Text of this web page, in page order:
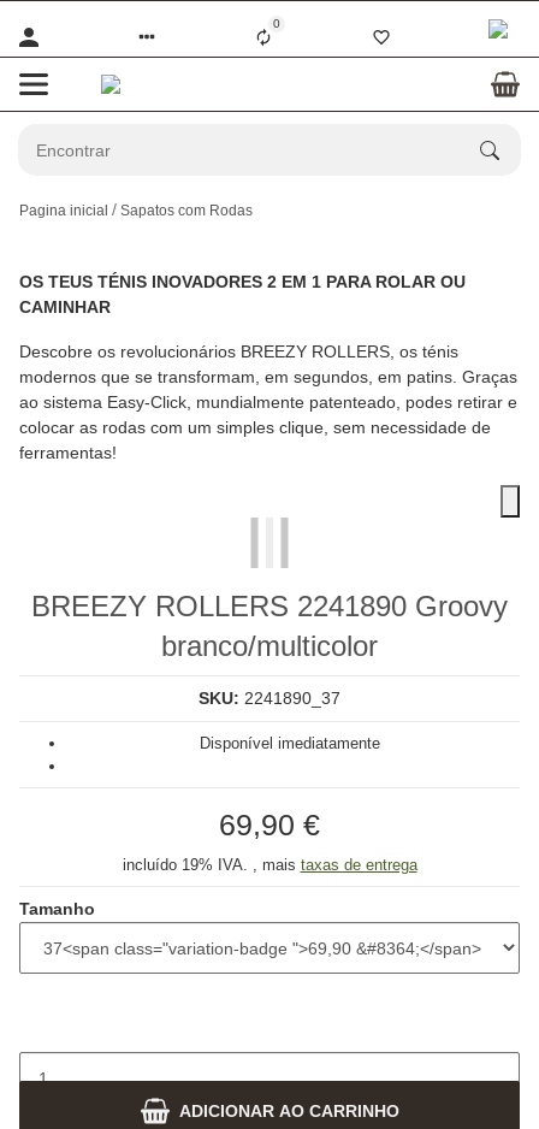
0
Pagina inicial Sapatos com Rodas
OS TEUS TÉNIS INOVADORES 2 EM 1 PARA ROLAR OU
CAMINHAR
Descobre os revolucionários BREEZY ROLLERS, os ténis
modernos que se transformam, em segundos, em patins. Graças
ao sistema Easy-Click, mundialmente patenteado, podes retirar e
colocar as rodas com um simples clique, sem necessidade de
ferramentas!
BREEZY ROLLERS 2241890 Groovy
branco/multicolor
SKU: 2241890_37
Disponível imediatamente
69,90 €
incluído 19% IVA. , mais taxas de entrega
Tamanho
ADICIONAR AO CARRINHO